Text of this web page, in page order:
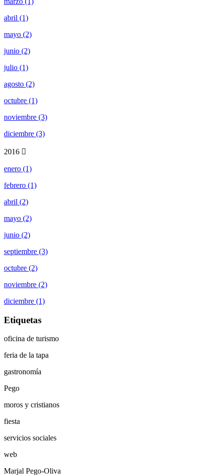
abril (1)
mayo (2)
junio (2)
julio (1)
agosto (2)
octubre (1)
noviembre (3)
diciembre (3)
2016
enero (1)
febrero (1)
abril (2)
mayo (2)
junio (2)
septiembre (3)
octubre (2)
noviembre (2)
diciembre (1)
Etiquetas
oficina de turismo
feria de la tapa
gastronomía
Pego
moros y cristianos
fiesta
servicios sociales
web
Marjal Pego-Oliva